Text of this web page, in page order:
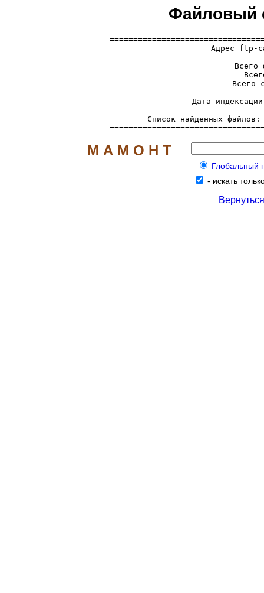
Файловый
Адрес ftp-
Всего
Всего
Дата
Список найденных
М А М О Н Т
Глобальный
- искать